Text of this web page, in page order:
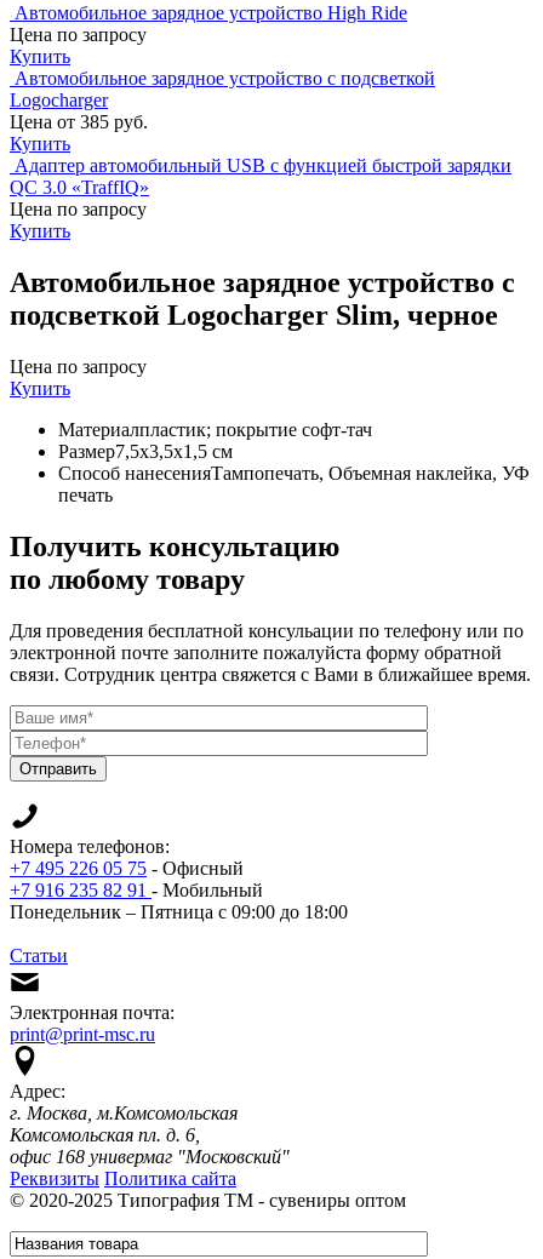
Автомобильное зарядное устройство High Ride
Цена по запросу
Купить
Автомобильное зарядное устройство с подсветкой
Logocharger
Цена от 385 руб.
Купить
Адаптер автомобильный USB с функцией быстрой зарядки
QC 3.0 «TraffIQ»
Цена по запросу
Купить
Автомобильное зарядное устройство с
подсветкой Logocharger Slim, черное
Цена по запросу
Купить
Материалпластик; покрытие софт-тач
Размер7,5х3,5х1,5 см
Способ нанесенияТампопечать, Объемная наклейка, УФ
печать
Получить консультацию
по любому товару
Для проведения бесплатной консульации по телефону или по
электронной почте заполните пожалуйста форму обратной
связи. Сотрудник центра свяжется с Вами в ближайшее время.
Отправить
Номера телефонов:
+7 495 226 05 75 - Офисный
+7 916 235 82 91 - Мобильный
Понедельник – Пятница с 09:00 до 18:00
Статьи
Электронная почта:
print@print-msc.ru
Адрес:
г. Москва, м.Комсомольская
Комсомольская пл. д. 6,
офис 168 универмаг "Московский"
Реквизиты Политика сайта
© 2020-2025 Типография ТМ - сувениры оптом